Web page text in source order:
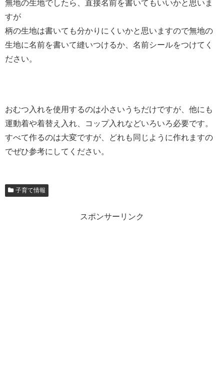
無地の生地でしたら、直接名前を書いてもいいかと思いま
すが
柄の生地は書いても分かりにくいかと思いますので無地の
生地に名前を書いて縫いつけるか、名前シールをつけてく
ださい。
おむつ入れを使用するのは小さいうちだけですが、他にも
運動着や着替え入れ、コップ入れなどいろいろ必要です。
すべて作るのは大変ですが、どれも同じように作れますの
でぜひ参考にしてください。
子育て情報
スポンサーリンク